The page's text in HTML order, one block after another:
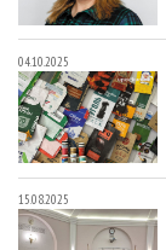
04.10.2025
15.08.2025